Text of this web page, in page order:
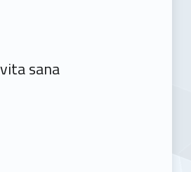
sana